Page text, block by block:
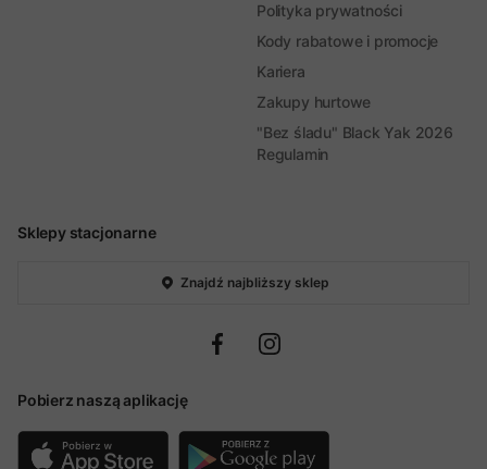
Sklepy stacjonarne
Znajdź najbliższy sklep
Pobierz naszą aplikację
Polityka prywatności
Kody rabatowe i promocje
Kariera
Zakupy hurtowe
"Bez śladu" Black Yak 2026
Regulamin